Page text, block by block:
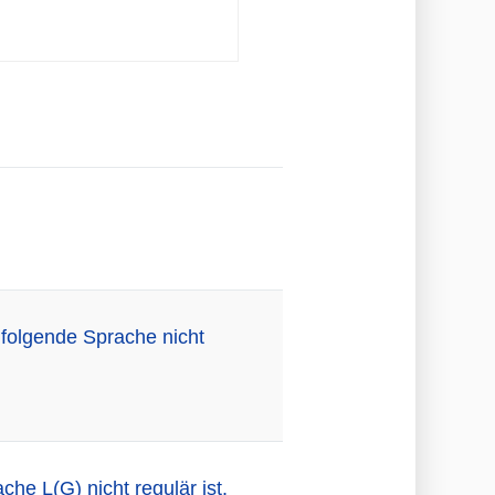
Sprache nicht
L(G) nicht regulär ist.